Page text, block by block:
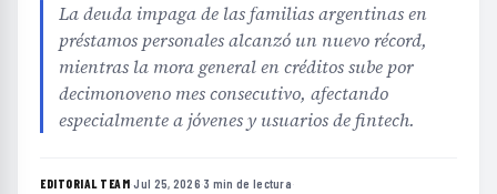
La deuda impaga de las familias argentinas en
préstamos personales alcanzó un nuevo récord,
mientras la mora general en créditos sube por
decimonoveno mes consecutivo, afectando
especialmente a jóvenes y usuarios de fintech.
EDITORIAL TEAM·Jul 25, 2026·3 min de lectura·